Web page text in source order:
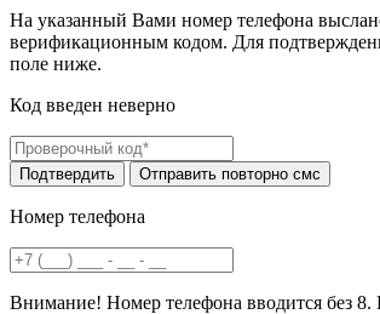
На указанный Вами номер телефона
верификационным кодом. Для
поле ниже.
Код введен неверно
Номер телефона
Внимание! Номер телефона вводится без